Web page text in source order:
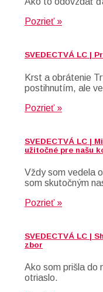
Pozrieť »
SVEDECTVÁ LC |
Krst a obrátenie
postihnutím, ale
Pozrieť »
SVEDECTVÁ LC |
užitočné pre našu
Vždy som vedela
som skutočným
Pozrieť »
SVEDECTVÁ LC |
zbor
Ako som prišla do
otriaslo.